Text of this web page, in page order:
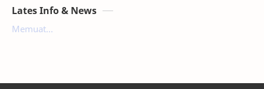
Lates Info & News
Memuat...